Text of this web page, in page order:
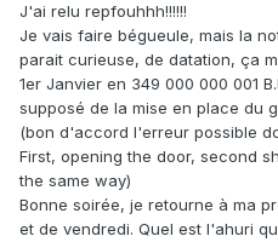
J'ai relu repfouhhh!!!!!!
Je vais faire bégueule, mais la
parait curieuse, de datation, ça
1er Janvier en 349 000 000 001
supposé de la mise en place du
(bon d'accord l'erreur possible
First, opening the door, second
the same way)
Bonne soirée, je retourne à ma
et de vendredi. Quel est l'ahuri